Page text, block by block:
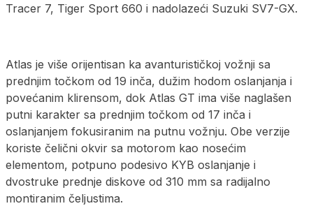
Tracer 7, Tiger Sport 660 i nadolazeći Suzuki SV7-GX.
Atlas je više orijentisan ka avanturističkoj vožnji sa
prednjim točkom od 19 inča, dužim hodom oslanjanja i
povećanim klirensom, dok Atlas GT ima više naglašen
putni karakter sa prednjim točkom od 17 inča i
oslanjanjem fokusiranim na putnu vožnju. Obe verzije
koriste čelični okvir sa motorom kao nosećim
elementom, potpuno podesivo KYB oslanjanje i
dvostruke prednje diskove od 310 mm sa radijalno
montiranim čeljustima.